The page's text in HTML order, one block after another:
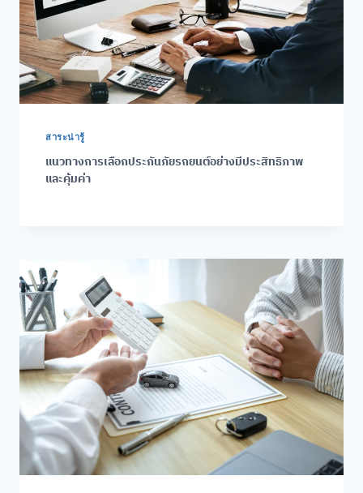
สาระน่ารู้
แนวทางการเลือกประกันภัยรถยนต์อย่างมีประสิทธิภาพ
และคุ้มค่า